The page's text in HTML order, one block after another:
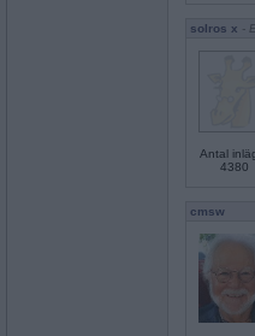
solros x -
Antal
4380
cmsw